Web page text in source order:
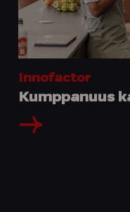
Innofactor
Kumppanuus